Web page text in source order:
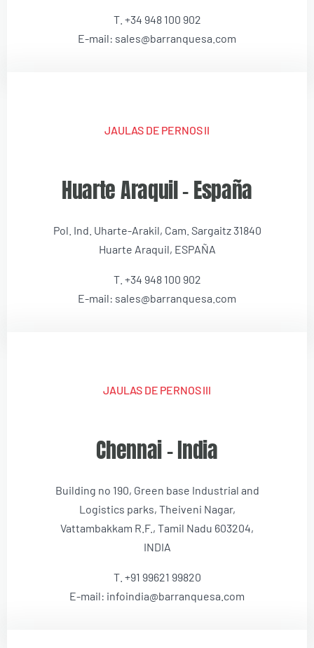
T. +34 948 100 902
E-mail: sales@barranquesa.com
JAULAS DE PERNOS II
Huarte Araquil – España
Pol. Ind. Uharte-Arakil, Cam. Sargaitz 31840
Huarte Araquil, ESPAÑA
T. +34 948 100 902
E-mail: sales@barranquesa.com
JAULAS DE PERNOS III
Chennai – India
Building no 190, Green base Industrial and
Logistics parks, Theiveni Nagar,
Vattambakkam R.F., Tamil Nadu 603204,
INDIA
T. +91 99621 99820
E-mail: infoindia@barranquesa.com